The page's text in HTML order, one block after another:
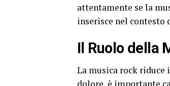
attentamente se la
inserisce nel contesto
Il Ruolo della
La musica rock
dolore, è importante